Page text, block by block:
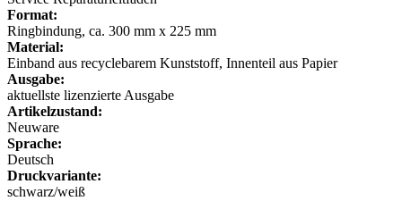
Format:
Ringbindung, ca. 300 mm x 225 mm
Material:
Einband aus recyclebarem Kunststoff, Innenteil aus Papier
Ausgabe:
aktuellste lizenzierte Ausgabe
Artikelzustand:
Neuware
Sprache:
Deutsch
Druckvariante:
schwarz/weiß